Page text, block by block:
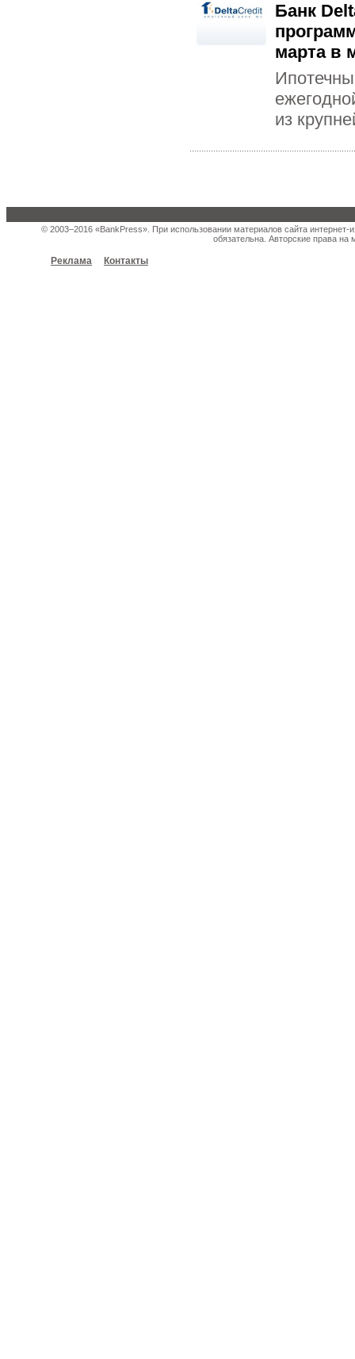
Банк
марта в
из
© 2003–2016 «BankPress». При использовании материалов сайта
обязательна. Авторские права
Реклама Контакты